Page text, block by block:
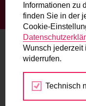
Routenplaner
Mit dem Fahrrad in
beste Route.
Wunschbox
Sie haben ein
STARTSEITE
SPERRE AB 1.
Donaukanal-
Oktober 2019
30.09.2019
Informationen zu
finden Sie in der
Cookie-
Wunsch
widerrufen.
Technisch